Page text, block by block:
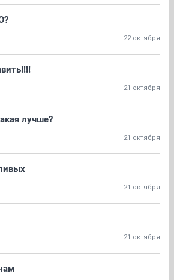
22 октября
21 октября
лучше?
21 октября
21 октября
21 октября